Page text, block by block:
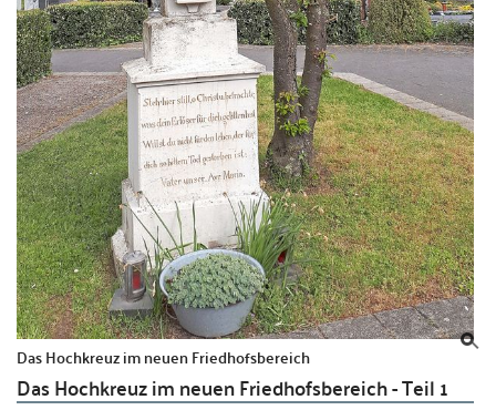
Das Hochkreuz im neuen Friedhofsbereich
Das Hochkreuz im neuen Friedhofsbereich - Teil 1